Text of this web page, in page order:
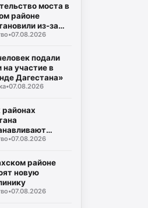
моста в
районе
из-за
в скале
•07.08.2026
подали
на участие в
Дагестана»
•07.08.2026
районах
после ливней
•07.08.2026
районе
новую
•07.08.2026